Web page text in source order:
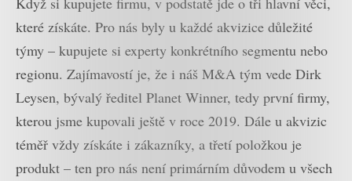
které získáte. Pro nás byly u každé akvizice důležité
týmy – kupujete si experty konkrétního segmentu nebo
regionu. Zajímavostí je, že i náš M&A tým vede Dirk
Leysen, bývalý ředitel Planet Winner, tedy první firmy,
kterou jsme kupovali ještě v roce 2019. Dále u akvizic
téměř vždy získáte i zákazníky, a třetí položkou je
produkt – ten pro nás není primárním důvodem u všech